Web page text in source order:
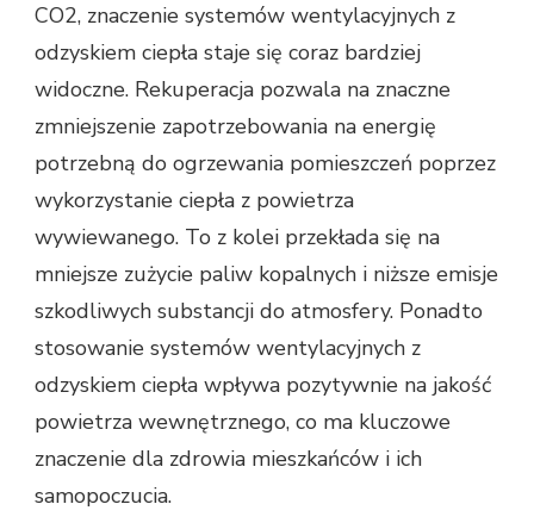
CO2, znaczenie systemów wentylacyjnych z
odzyskiem ciepła staje się coraz bardziej
widoczne. Rekuperacja pozwala na znaczne
zmniejszenie zapotrzebowania na energię
potrzebną do ogrzewania pomieszczeń poprzez
wykorzystanie ciepła z powietrza
wywiewanego. To z kolei przekłada się na
mniejsze zużycie paliw kopalnych i niższe emisje
szkodliwych substancji do atmosfery. Ponadto
stosowanie systemów wentylacyjnych z
odzyskiem ciepła wpływa pozytywnie na jakość
powietrza wewnętrznego, co ma kluczowe
znaczenie dla zdrowia mieszkańców i ich
samopoczucia.